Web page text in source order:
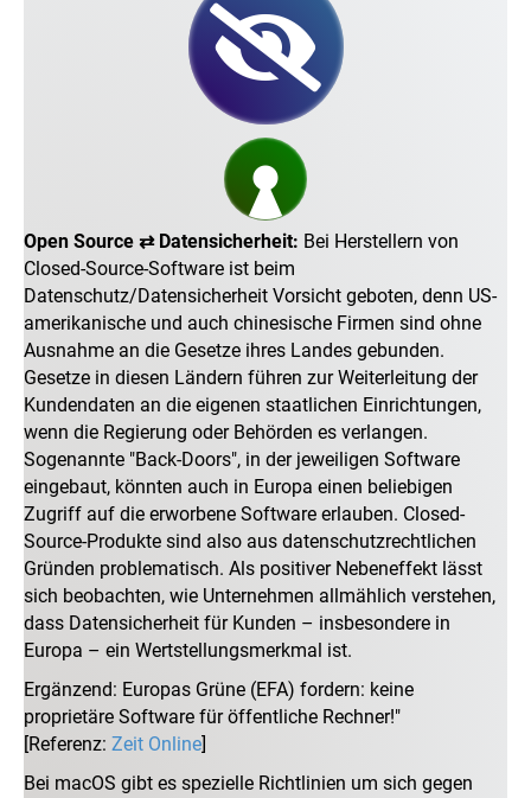
Open Source ⇄ Datensicherheit: Bei Herstellern von
Closed-Source-Software ist beim
Datenschutz/Datensicherheit Vorsicht geboten, denn US-
amerikanische und auch chinesische Firmen sind ohne
Ausnahme an die Gesetze ihres Landes gebunden.
Gesetze in diesen Ländern führen zur Weiterleitung der
Kundendaten an die eigenen staatlichen Einrichtungen,
wenn die Regierung oder Behörden es verlangen.
Sogenannte "Back-Doors", in der jeweiligen Software
eingebaut, könnten auch in Europa einen beliebigen
Zugriff auf die erworbene Software erlauben. Closed-
Source-Produkte sind also aus datenschutzrechtlichen
Gründen problematisch. Als positiver Nebeneffekt lässt
sich beobachten, wie Unternehmen allmählich verstehen,
dass Datensicherheit für Kunden – insbesondere in
Europa – ein Wertstellungsmerkmal ist.
Ergänzend: Europas Grüne (EFA) fordern: keine
proprietäre Software für öffentliche Rechner!"
[Referenz: Zeit Online]
Bei macOS gibt es spezielle Richtlinien um sich gegen